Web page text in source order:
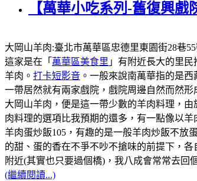
【萬華小吃系列-舊復興
大岡山羊肉:臺北市萬華區忠德里東園街28巷
這家是在「 萬華區美食里 」有附近長大的里
羊肉。 打卡短影音 。一般來說南萬華指的是
一帶居然就有兩家戲院，戲院周邊自然而然
大岡山羊肉，便是這一帶少數的羊肉料理，
肉料理的選項比我預期的還多，有一點像以羊
羊肉蛋炒飯105，有趣的是一般羊肉炒飯不放
的甜、蛋的香在不爭不吵不搶味的前提下，
附近(其實也只要過個橋)，我八成會常常去回
(繼續閱讀...)